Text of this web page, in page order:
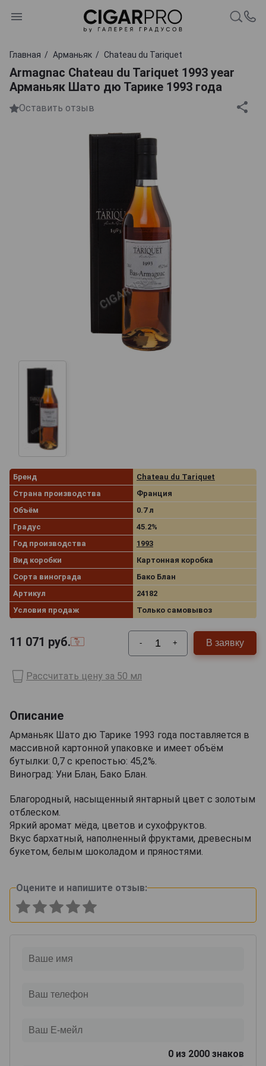
Главная Арманьяк Chаteau du Tariquet
Armagnac Chаteau du Tariquet 1993 year
Арманьяк Шато дю Тарике 1993 года
Оставить отзыв
Бренд
Chаteau du Tariquet
Страна производства
Франция
Объём
0.7 л
Градус
45.2%
Год производства
1993
Вид коробки
Картонная коробка
Сорта винограда
Бако Блан
Артикул
24182
Условия продаж
Только самовывоз
11 071 руб. - + В заявку
Рассчитать цену за 50 мл
Описание
Арманьяк Шато дю Тарике 1993 года поставляется в
массивной картонной упаковке и имеет объём
бутылки: 0,7 с крепостью: 45,2%.
Виноград: Уни Блан, Бако Блан.
Благородный, насыщенный янтарный цвет с золотым
отблеском.
Яркий аромат мёда, цветов и сухофруктов.
Вкус бархатный, наполненный фруктами, древесным
букетом, белым шоколадом и пряностями.
Оцените и напишите отзыв:
0 из 2000 знаков